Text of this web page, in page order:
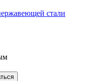
стали